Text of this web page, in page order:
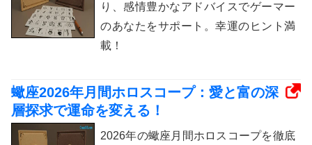
り、感情豊かなアドバイスでゲーマー
のあなたをサポート。幸運のヒント満
載！
蠍座2026年月間ホロスコープ：愛と富の深
層探求で運命を変える！
2026年の蠍座月間ホロスコープを徹底